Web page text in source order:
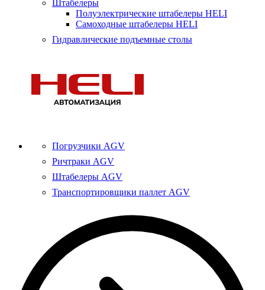
Штабелеры
Полуэлектрические штабелеры HELI
Самоходные штабелеры HELI
Гидравлические подъемные столы
Погрузчики AGV
Ричтраки AGV
Штабелеры AGV
Транспортировщики паллет AGV